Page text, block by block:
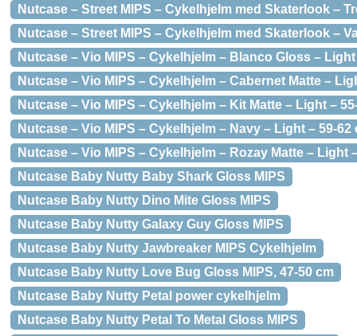
Nutcase – Street MIPS – Cykelhjelm med Skaterlook –
Nutcase – Street MIPS – Cykelhjelm med Skaterlook –
Nutcase – Vio MIPS – Cykelhjelm – Blanco Gloss –
Nutcase – Vio MIPS – Cykelhjelm – Cabernet Matte –
Nutcase – Vio MIPS – Cykelhjelm – Kit Matte – Light –
Nutcase – Vio MIPS – Cykelhjelm – Navy – Light – 59-62
Nutcase – Vio MIPS – Cykelhjelm – Rozay Matte – Light
Nutcase Baby Nutty Baby Shark Gloss MIPS
Nutcase Baby Nutty Dino Mite Gloss MIPS
Nutcase Baby Nutty Galaxy Guy Gloss MIPS
Nutcase Baby Nutty Jawbreaker MIPS Cykelhjelm
Nutcase Baby Nutty Love Bug Gloss MIPS, 47-50 cm
Nutcase Baby Nutty Petal power cykelhjelm
Nutcase Baby Nutty Petal To Metal Gloss MIPS